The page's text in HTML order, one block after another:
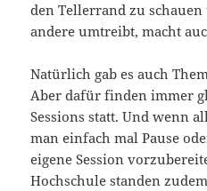
den Tellerrand zu
andere umtreibt, macht
Natürlich gab es auch
Aber dafür finden immer
Sessions statt. Und wenn
man einfach mal Pause
eigene Session
Hochschule standen